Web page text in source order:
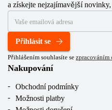
a získejte nejzajímavější novinky,
Přihlásit se
Přihlášením souhlasíte se zpracováním
Nakupování
Obchodní podmínky
Možnosti platby